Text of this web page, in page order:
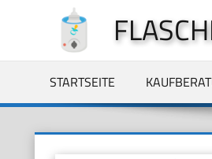
springen
STARTSEITE